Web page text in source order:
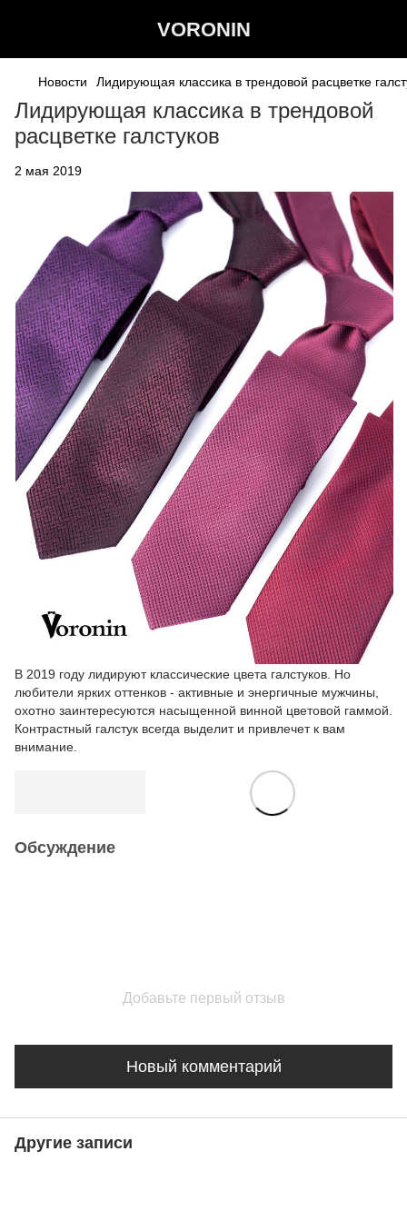
VORONIN
Новости Лидирующая классика в трендовой расцветке
Лидирующая классика в трендовой
расцветке галстуков
2 мая 2019
В 2019 году лидируют классические цвета галстуков. Но
любители ярких оттенков - активные и энергичные мужчины,
охотно заинтересуются насыщенной винной цветовой гаммой.
Контрастный галстук всегда выделит и привлечет к вам
внимание.
Обсуждение
Добавьте первый отзыв
Новый комментарий
Другие записи